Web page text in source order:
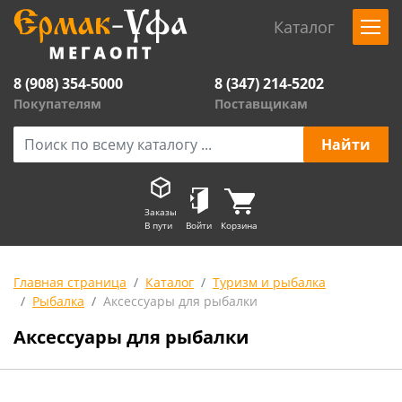
Каталог
8 (908) 354-5000
Покупателям
8 (347) 214-5202
Поставщикам
Заказы
В пути
Войти Корзина
Главная страница Каталог
Туризм и рыбалка
Рыбалка
Аксессуары для рыбалки
Аксессуары для рыбалки